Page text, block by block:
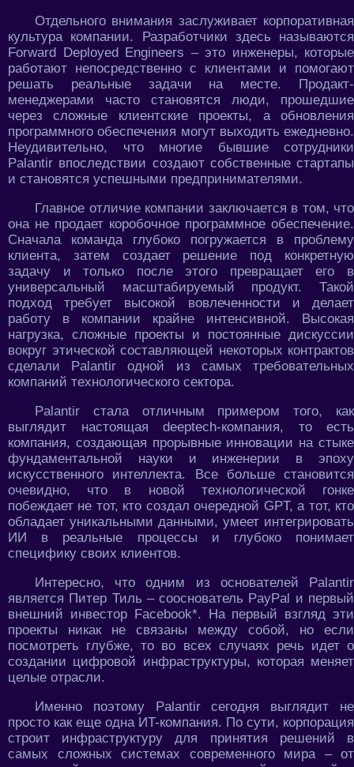
Отдельного внимания заслуживает корпоративная
культура компании. Разработчики здесь называются
Forward Deployed Engineers – это инженеры, которые
работают непосредственно с клиентами и помогают
решать реальные задачи на месте. Продакт-
менеджерами часто становятся люди, прошедшие
через сложные клиентские проекты, а обновления
программного обеспечения могут выходить ежедневно.
Неудивительно, что многие бывшие сотрудники
Palantir впоследствии создают собственные стартапы
и становятся успешными предпринимателями.
Главное отличие компании заключается в том, что
она не продает коробочное программное обеспечение.
Сначала команда глубоко погружается в проблему
клиента, затем создает решение под конкретную
задачу и только после этого превращает его в
универсальный масштабируемый продукт. Такой
подход требует высокой вовлеченности и делает
работу в компании крайне интенсивной. Высокая
нагрузка, сложные проекты и постоянные дискуссии
вокруг этической составляющей некоторых контрактов
сделали Palantir одной из самых требовательных
компаний технологического сектора.
Palantir стала отличным примером того, как
выглядит настоящая deeptech-компания, то есть
компания, создающая прорывные инновации на стыке
фундаментальной науки и инженерии в эпоху
искусственного интеллекта. Все больше становится
очевидно, что в новой технологической гонке
побеждает не тот, кто создал очередной GPT, а тот, кто
обладает уникальными данными, умеет интегрировать
ИИ в реальные процессы и глубоко понимает
специфику своих клиентов.
Интересно, что одним из основателей Palantir
является Питер Тиль – сооснователь PayPal и первый
внешний инвестор Facebook*. На первый взгляд эти
проекты никак не связаны между собой, но если
посмотреть глубже, то во всех случаях речь идет о
создании цифровой инфраструктуры, которая меняет
целые отрасли.
Именно поэтому Palantir сегодня выглядит не
просто как еще одна ИT-компания. По сути, корпорация
строит инфраструктуру для принятия решений в
самых сложных системах современного мира – от